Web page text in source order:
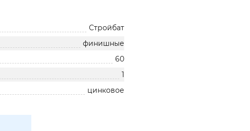
Стройбат
финишные
60
1
цинковое